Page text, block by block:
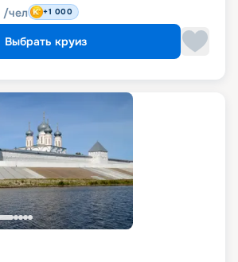
/чел +1 000
Выбрать круиз